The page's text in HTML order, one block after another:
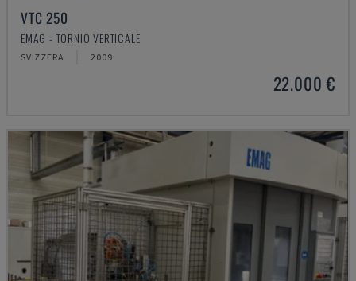
VTC 250
EMAG - TORNIO VERTICALE
SVIZZERA 2009
22.000 €